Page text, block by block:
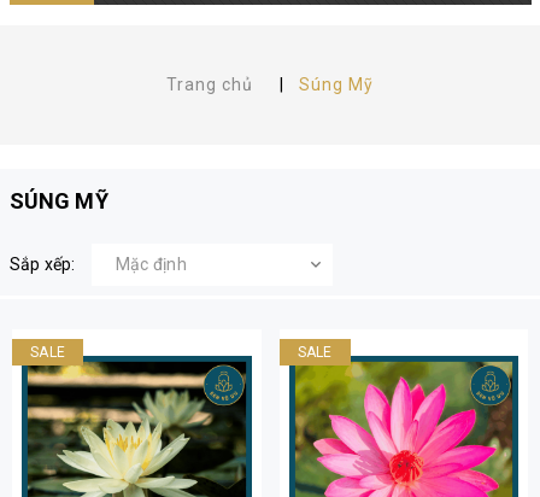
Trang chủ Súng Mỹ
SÚNG MỸ
Sắp xếp:
SALE SALE